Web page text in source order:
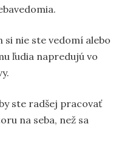
nie ste vedomí alebo
ľudia napredujú vo
ste radšej pracovať
na seba, než sa